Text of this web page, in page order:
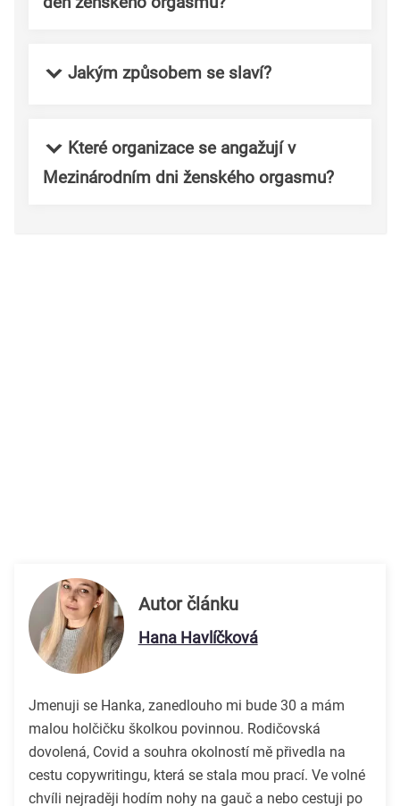
Jakým způsobem se slaví?
Které organizace se angažují v
Mezinárodním dni ženského orgasmu?
Autor článku
Hana Havlíčková
Jmenuji se Hanka, zanedlouho mi bude 30 a mám
malou holčičku školkou povinnou. Rodičovská
dovolená, Covid a souhra okolností mě přivedla na
cestu copywritingu, která se stala mou prací. Ve volné
chvíli nejraději hodím nohy na gauč a nebo cestuji po